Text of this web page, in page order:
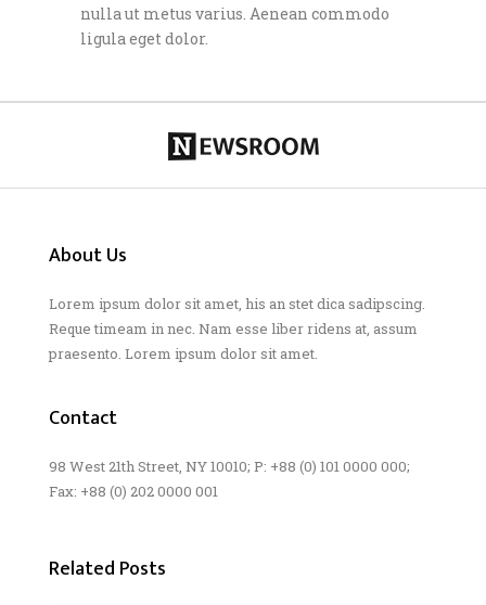
nulla ut metus varius. Aenean commodo
ligula eget dolor.
About Us
Lorem ipsum dolor sit amet, his an stet dica sadipscing.
Reque timeam in nec. Nam esse liber ridens at, assum
praesento. Lorem ipsum dolor sit amet.
Contact
98 West 21th Street, NY 10010; P: +88 (0) 101 0000 000;
Fax: +88 (0) 202 0000 001
Related Posts